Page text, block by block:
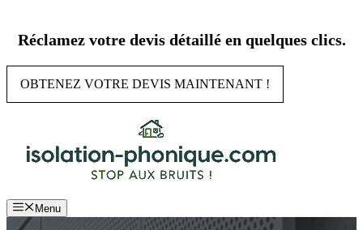
contenu
Réclamez votre devis détaillé en quelques clics.
OBTENEZ VOTRE DEVIS MAINTENANT !
Menu